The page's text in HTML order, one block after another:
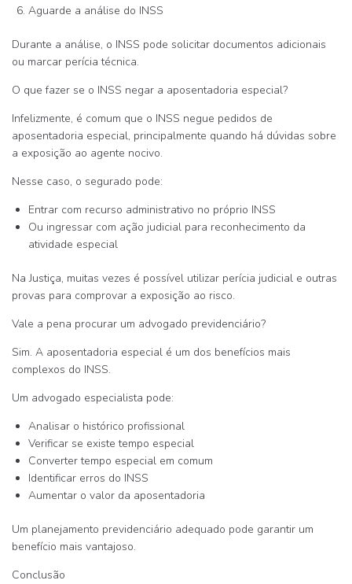
Aguarde a análise do INSS
Durante a análise, o INSS pode solicitar documentos adicionais
ou marcar perícia técnica.
O que fazer se o INSS negar a aposentadoria especial?
Infelizmente, é comum que o INSS negue pedidos de
aposentadoria especial, principalmente quando há dúvidas sobre
a exposição ao agente nocivo.
Nesse caso, o segurado pode:
Entrar com recurso administrativo no próprio INSS
Ou ingressar com ação judicial para reconhecimento da
atividade especial
Na Justiça, muitas vezes é possível utilizar perícia judicial e outras
provas para comprovar a exposição ao risco.
Vale a pena procurar um advogado previdenciário?
Sim. A aposentadoria especial é um dos benefícios mais
complexos do INSS.
Um advogado especialista pode:
Analisar o histórico profissional
Verificar se existe tempo especial
Converter tempo especial em comum
Identificar erros do INSS
Aumentar o valor da aposentadoria
Um planejamento previdenciário adequado pode garantir um
benefício mais vantajoso.
Conclusão